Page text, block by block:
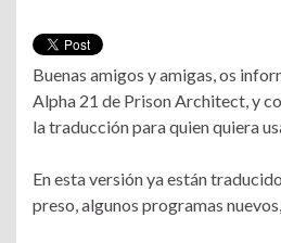
Buenas amigos y amigas, os
Alpha 21 de Prison Architect, y
la traducción para quien quiera
En esta versión ya están
preso, algunos programas